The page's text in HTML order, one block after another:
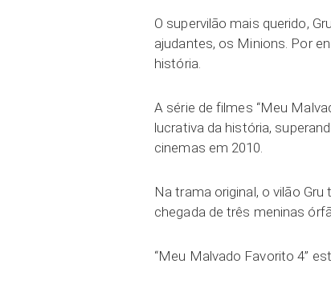
O supervilão mais querido,
ajudantes, os Minions. Por
história.
A série de filmes “Meu
lucrativa da história,
cinemas em 2010.
Na trama original, o vilão
chegada de três meninas
“Meu Malvado Favorito 4”